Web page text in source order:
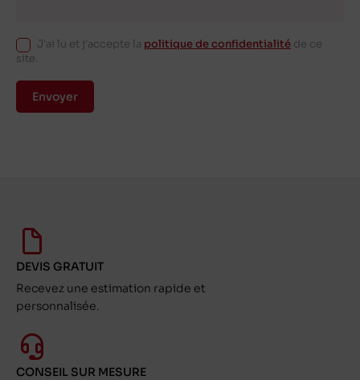
J'ai lu et j'accepte la politique de confidentialité de ce
site.
Envoyer
DEVIS GRATUIT
Recevez une estimation rapide et
personnalisée.
CONSEIL SUR MESURE